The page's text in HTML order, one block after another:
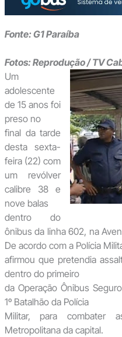
Fonte: G1 Paraíba
Fotos: Reprodução / TV
Um
adolescente
de 15 anos foi
preso no
final da tarde
desta sexta-
feira (22) com
um revólver
calibre 38 e
nove balas
dentro do
ônibus da linha 602, na
De acordo com a Polícia
afirmou que pretendia
dentro do primeiro
da Operação Ônibus
1º Batalhão da Polícia
Militar, para combater
Metropolitana da capital.